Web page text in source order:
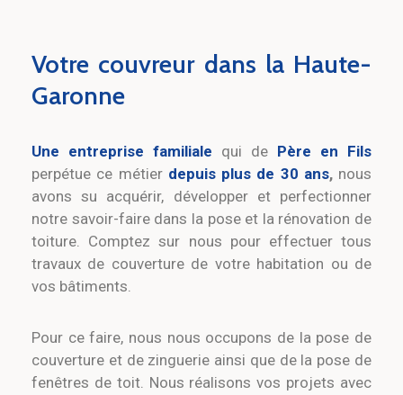
Votre couvreur dans la Haute-
Garonne
Une entreprise familiale qui de Père en Fils
perpétue ce métier depuis plus de 30 ans,nous
avons su acquérir, développer et perfectionner
notre savoir-faire dans la pose et la rénovation de
toiture. Comptez sur nous pour effectuer tous
travaux de couverture de votre habitation ou de
vos bâtiments.
Pour ce faire, nous nous occupons de la pose de
couverture et de zinguerie ainsi que de la pose de
fenêtres de toit. Nous réalisons vos projets avec